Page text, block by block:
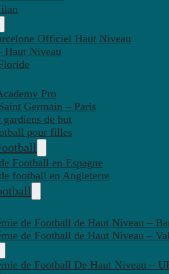
Officiel Haut Niveau
Haut Niveau
Pro
Germain – Paris
gardiens de but
pour filles
Football en Espagne
football en Angleterre
de Football de Haut Niveau –
de Football de Haut Niveau –
de Football De Haut Niveau –